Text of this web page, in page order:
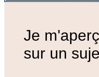
Je
sur un